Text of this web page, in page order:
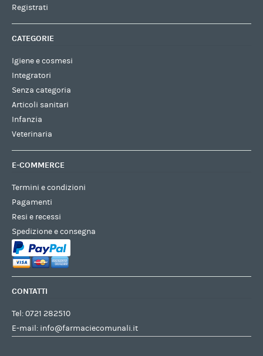
Registrati
CATEGORIE
Igiene e cosmesi
Integratori
Senza categoria
Articoli sanitari
Infanzia
Veterinaria
E-COMMERCE
Termini e condizioni
Pagamenti
Resi e recessi
Spedizione e consegna
CONTATTI
Tel:0721 282510
E-mail: info@farmaciecomunali.it